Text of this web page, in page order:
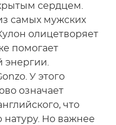
сердцем.
самых мужских
олицетворяет
помогает
энергии.
У этого
означает
что
натуру. Но важнее